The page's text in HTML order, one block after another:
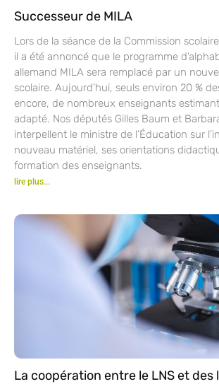
Successeur de MILA
Lors de la séance de la Commission
il a été annoncé que le programme
allemand MILA sera remplacé par un
scolaire. Aujourd’hui, seuls environ 20 %
encore, de nombreux enseignants estimant
adapté. Nos députés Gilles Baum et
interpellent le ministre de l’Éducation sur
nouveau matériel, ses orientations
formation des enseignants.
lire plus...
La coopération entre le LNS et des